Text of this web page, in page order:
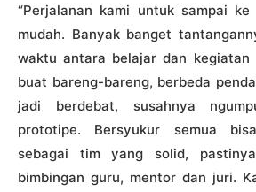
“Perjalanan kami untuk sampai
mudah. Banyak banget
waktu antara belajar dan kegiatan
buat bareng-bareng, berbeda
jadi berdebat, susahnya
prototipe. Bersyukur semua
sebagai tim yang solid,
bimbingan guru, mentor dan juri.